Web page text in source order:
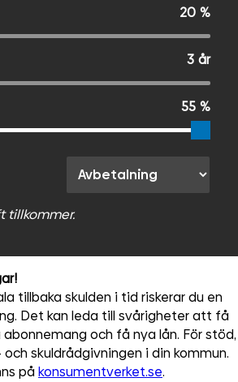
20 %
3 år
55 %
tillkommer.
tillbaka skulden i tid riskerar du en
Det kan leda till svårigheter att få
och få nya lån. För stöd,
skuldrådgivningen i din kommun.
på konsumentverket.se.